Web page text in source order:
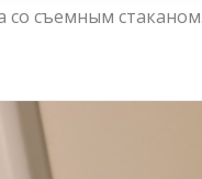
со съемным